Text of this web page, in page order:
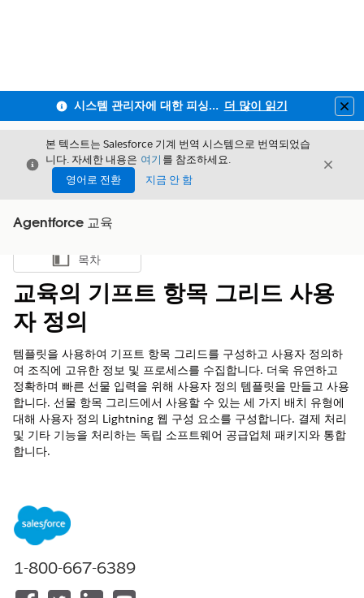
시스템 관리자에 대한 피싱 방지 MFA 및 전 직원사용자 MFA 적용 안내 더 많이 읽기
닫기
본 텍스트는 Salesforce 기계 번역 시스템으로 번역되었습
니다. 자세한 내용은 여기 를 참조하세요.
영어로 전환
지금 안 함
닫기
Agentforce 교육
목차 표시
목차
교육의 기프트 항목 그리드 사용
자 정의
템플릿을 사용하여 기프트 항목 그리드를 구성하고 사용자 정의하
여 조직에 고유한 정보 및 프로세스를 수집합니다. 더욱 유연하고
정확하며 빠른 선물 입력을 위해 사용자 정의 템플릿을 만들고 사용
합니다. 선물 항목 그리드에서 사용할 수 있는 세 가지 배치 유형에
대해 사용자 정의 Lightning 웹 구성 요소를 구성합니다. 결제 처리
및 기타 기능을 처리하는 독립 소프트웨어 공급업체 패키지와 통합
합니다.
필수 EDITION
지원 제품: Lightning Experience
지원 제품: Education Cloud를 사용하는
Performance,Unlimited
1-800-667-6389